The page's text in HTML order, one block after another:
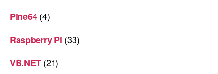
Pine64(4)
Raspberry Pi (33)
VB.NET(21)